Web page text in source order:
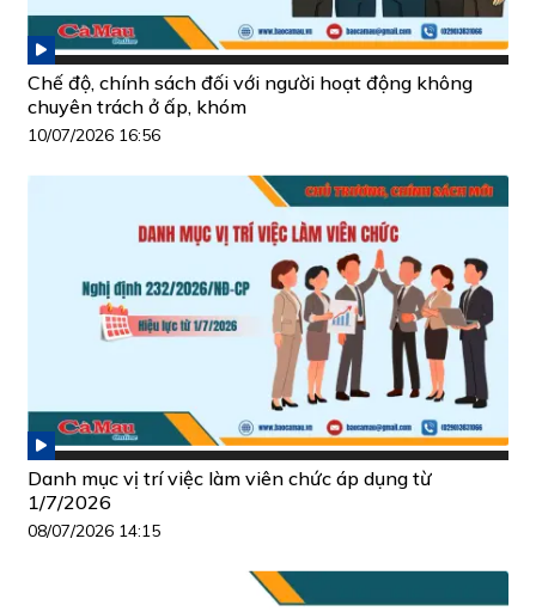
Chế độ, chính sách đối với người hoạt động không
chuyên trách ở ấp, khóm
10/07/2026 16:56
Danh mục vị trí việc làm viên chức áp dụng từ
1/7/2026
08/07/2026 14:15